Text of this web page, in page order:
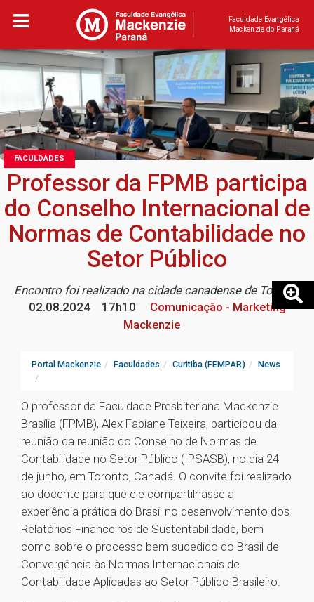
Faculdade Evangélica
Mackenzie do Paraná
FACULDADES
Professor da FPMB participa
do Conselho Internacional de
Normas de Contabilidade no
Setor Público
Encontro foi realizado na cidade canadense de Toronto
02.08.2024
17h10
Comunicação - Marketing
Mackenzie
Portal Mackenzie Faculdades Curitiba (FEMPAR) News
O professor da Faculdade Presbiteriana Mackenzie
Brasília (FPMB), Alex Fabiane Teixeira, participou da
reunião da reunião do Conselho de Normas de
Contabilidade no Setor Público (IPSASB), no dia 24
de junho, em Toronto, Canadá. O convite foi realizado
ao docente para que ele compartilhasse a
experiência prática do Brasil no desenvolvimento dos
Relatórios Financeiros de Sustentabilidade, bem
como sobre o processo bem-sucedido do Brasil de
Convergência às Normas Internacionais de
Contabilidade Aplicadas ao Setor Público Brasileiro.